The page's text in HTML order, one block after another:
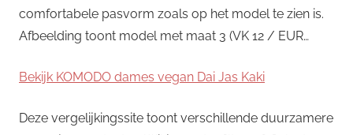
comfortabele pasvorm zoals op het model te zien is.
Afbeelding toont model met maat 3 (VK 12 / EUR…
Bekijk KOMODO dames vegan Dai Jas Kaki
Deze vergelijkingssite toont verschillende duurzamere